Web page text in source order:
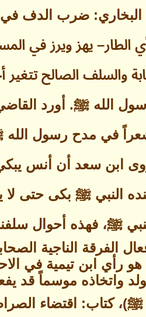
البخاري: ضرب الدف
الطار– يهز ويرز في
والسلف الصالح تتغير
رسول الله ﷺ. أورد
في مدح رسول
ابن سعد أن أنس
النبي ﷺ بكى حتى
ﷺ، فهذه أحوال
الفرقة الناجية
هو رأي ابن تيمية في
واتخاذه موسماً
كتاب: اقتضاء